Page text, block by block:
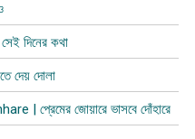
দিনের কথা
দেয় দোলা
প্রেমের জোয়ারে ভাসবে দোঁহারে